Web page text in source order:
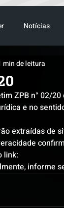
Notícias
TRANSPORTE
min de leitura
ZPB n° 02/
e no
extraídas de
link:
informe